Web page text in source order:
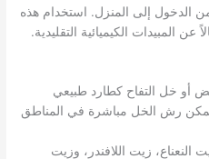
الدخول إلى المنزل. استخدام هذه
عن المبيدات الكيميائية التقليدية.
أو خل التفاح كطارد طبيعي
رش الخل مباشرة في المناطق
النعناع، زيت اللافندر، وزيت